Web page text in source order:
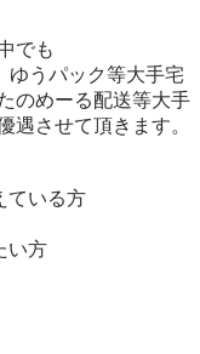
でも
ゆうパック等大手宅
のめーる配送等大手
遇させて頂きます。
ている方
い方